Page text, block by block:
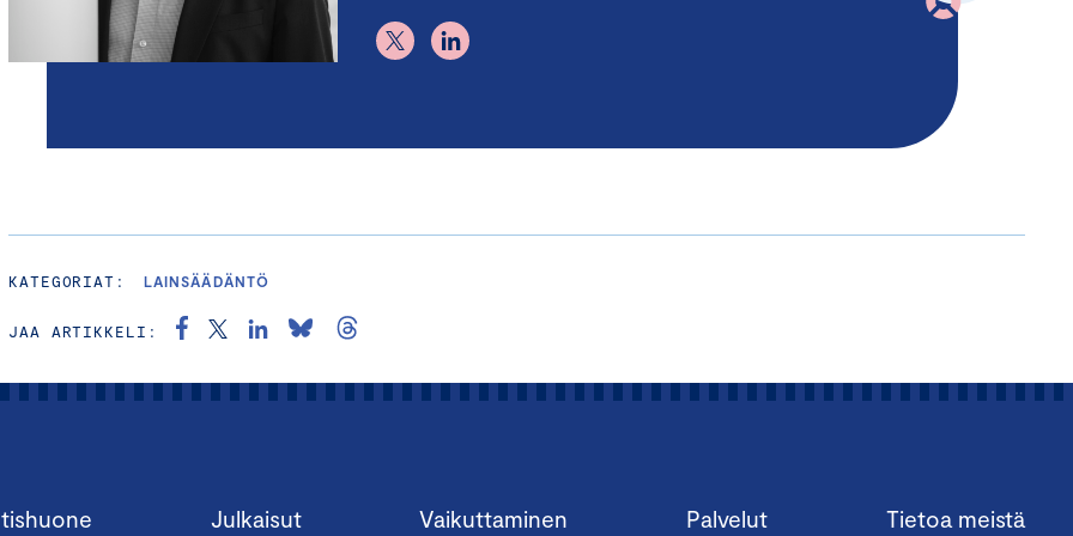
KATEGORIAT: LAINSÄÄDÄNTÖ
JAA ARTIKKELI:
Julkaisut Vaikuttaminen Palvelut Tietoa meistä